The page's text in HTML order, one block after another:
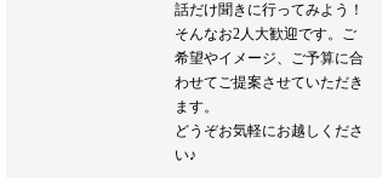
話だけ聞きに行ってみよう！
そんなお2人大歓迎です。ご
希望やイメージ、ご予算に合
わせてご提案させていただき
ます。
どうぞお気軽にお越しくださ
い♪